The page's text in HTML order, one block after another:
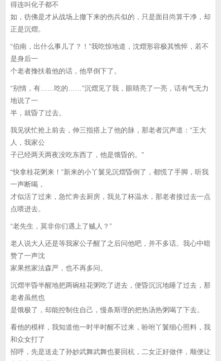
得连叫化子都不
如，彷佛是才从战场上撤下来的伤兵似的，只是面目尚算干净，却
正是沉熠。
“伯南，出什么事儿了？！”我吃惊地道，沈熠形容极其憔悴，若不
是身后一
个老者搀扶着他的话，他早倒下了。
“别情，有……吃的……”沉熠见了我，眼睛亮了一亮，话有气无力
地说了一
半，就昏了过去。
我见状忙抢上前去，伸三指搭上了他的脉，那老者沉声道：“王大
人，我家公
子已经两天两夜没吃东西了，他是饿昏的。”
“快拿桂花粥来！”新来的小丫鬟见沉熠昏倒了，都慌了手脚，听我
一声断喝，
才似活了过来，急忙奔去厨房，我兑了杯温水，那老者接过去一点
点喂进去。
“老先生，莫非你们遇上了贼人？”
老人说大人还是等我家公子醒了之后问他吧，并不多话。我心中暗
赞了一声沈
家果然家法森严，也不再多问。
沉熠半昏半醒地把两碗桂花粥吃了进去，便昏沉沉地睡了过去，那
老者虽然也
是饿极了，却能控制住自己，慢条斯理的把热汤热粥喝了下去。
看他的模样，我知道他一时半时醒不过来，吩咐丫鬟细心照料，我
和众女打了
招呼，先是送走了孙妙武舞武舞也要回杭，二女正好做伴，顺便让